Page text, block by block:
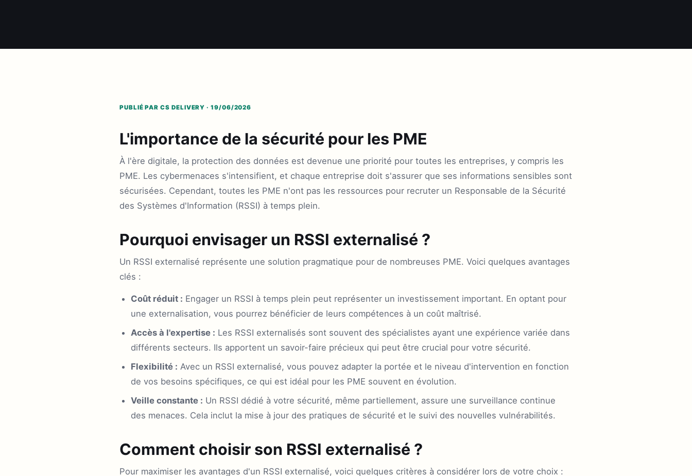
PUBLIÉ PAR CS DELIVERY · 19/06/2026
L'importance de la sécurité pour les PME
À l'ère digitale, la protection des données est devenue une priorité pour toutes les entreprises, y compris les
PME. Les cybermenaces s'intensifient, et chaque entreprise doit s'assurer que ses informations sensibles sont
sécurisées. Cependant, toutes les PME n'ont pas les ressources pour recruter un Responsable de la Sécurité
des Systèmes d'Information (RSSI) à temps plein.
Pourquoi envisager un RSSI externalisé ?
Un RSSI externalisé représente une solution pragmatique pour de nombreuses PME. Voici quelques avantages
clés :
Coût réduit : Engager un RSSI à temps plein peut représenter un investissement important. En optant pour
une externalisation, vous pourrez bénéficier de leurs compétences à un coût maîtrisé.
Accès à l'expertise : Les RSSI externalisés sont souvent des spécialistes ayant une expérience variée dans
différents secteurs. Ils apportent un savoir-faire précieux qui peut être crucial pour votre sécurité.
Flexibilité : Avec un RSSI externalisé, vous pouvez adapter la portée et le niveau d'intervention en fonction
de vos besoins spécifiques, ce qui est idéal pour les PME souvent en évolution.
Veille constante : Un RSSI dédié à votre sécurité, même partiellement, assure une surveillance continue
des menaces. Cela inclut la mise à jour des pratiques de sécurité et le suivi des nouvelles vulnérabilités.
Comment choisir son RSSI externalisé ?
Pour maximiser les avantages d'un RSSI externalisé, voici quelques critères à considérer lors de votre choix :